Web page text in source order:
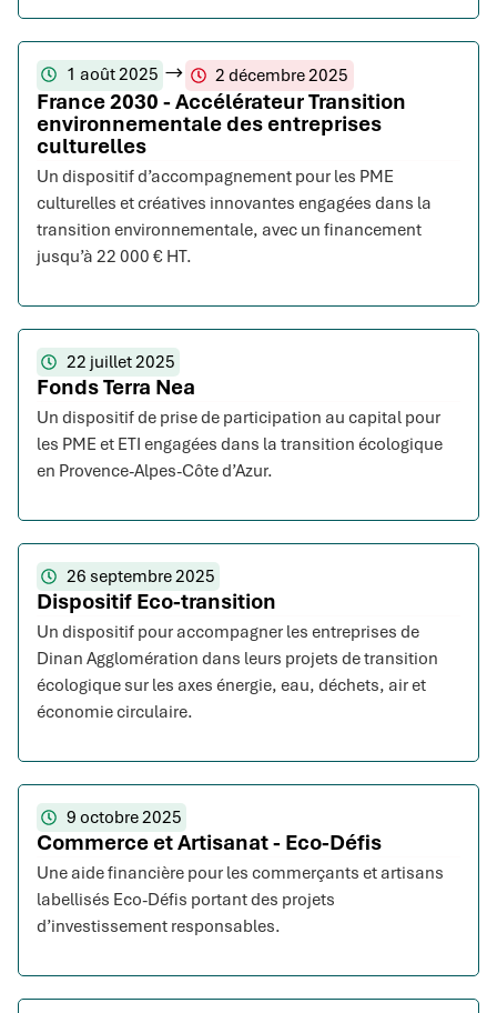
1 août 2025 2 décembre 2025
France 2030 - Accélérateur Transition
environnementale des entreprises
culturelles
Un dispositif d’accompagnement pour les PME
culturelles et créatives innovantes engagées dans la
transition environnementale, avec un financement
jusqu’à 22 000 € HT.
22 juillet 2025
Fonds Terra Nea
Un dispositif de prise de participation au capital pour
les PME et ETI engagées dans la transition écologique
en Provence-Alpes-Côte d’Azur.
26 septembre 2025
Dispositif Eco-transition
Un dispositif pour accompagner les entreprises de
Dinan Agglomération dans leurs projets de transition
écologique sur les axes énergie, eau, déchets, air et
économie circulaire.
9 octobre 2025
Commerce et Artisanat - Eco-Défis
Une aide financière pour les commerçants et artisans
labellisés Eco-Défis portant des projets
d’investissement responsables.